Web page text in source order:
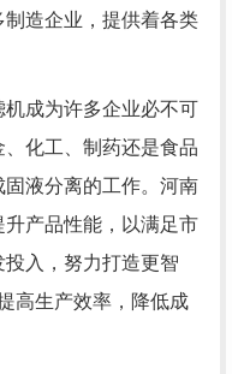
造企业，提供着各类
成为许多企业必不可
化工、制药还是食品
液分离的工作。河南
产品性能，以满足市
入，努力打造更智
高生产效率，降低成